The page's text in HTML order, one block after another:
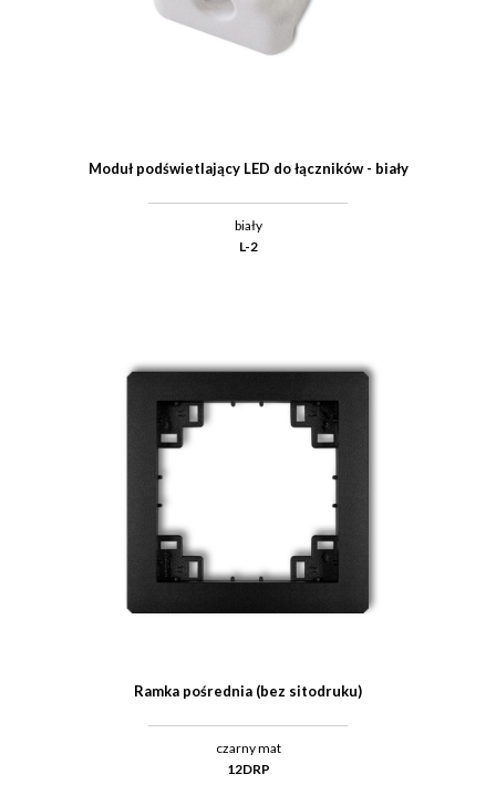
Moduł podświetlający LED do łączników - biały
biały
L-2
Ramka pośrednia (bez sitodruku)
czarny mat
12DRP